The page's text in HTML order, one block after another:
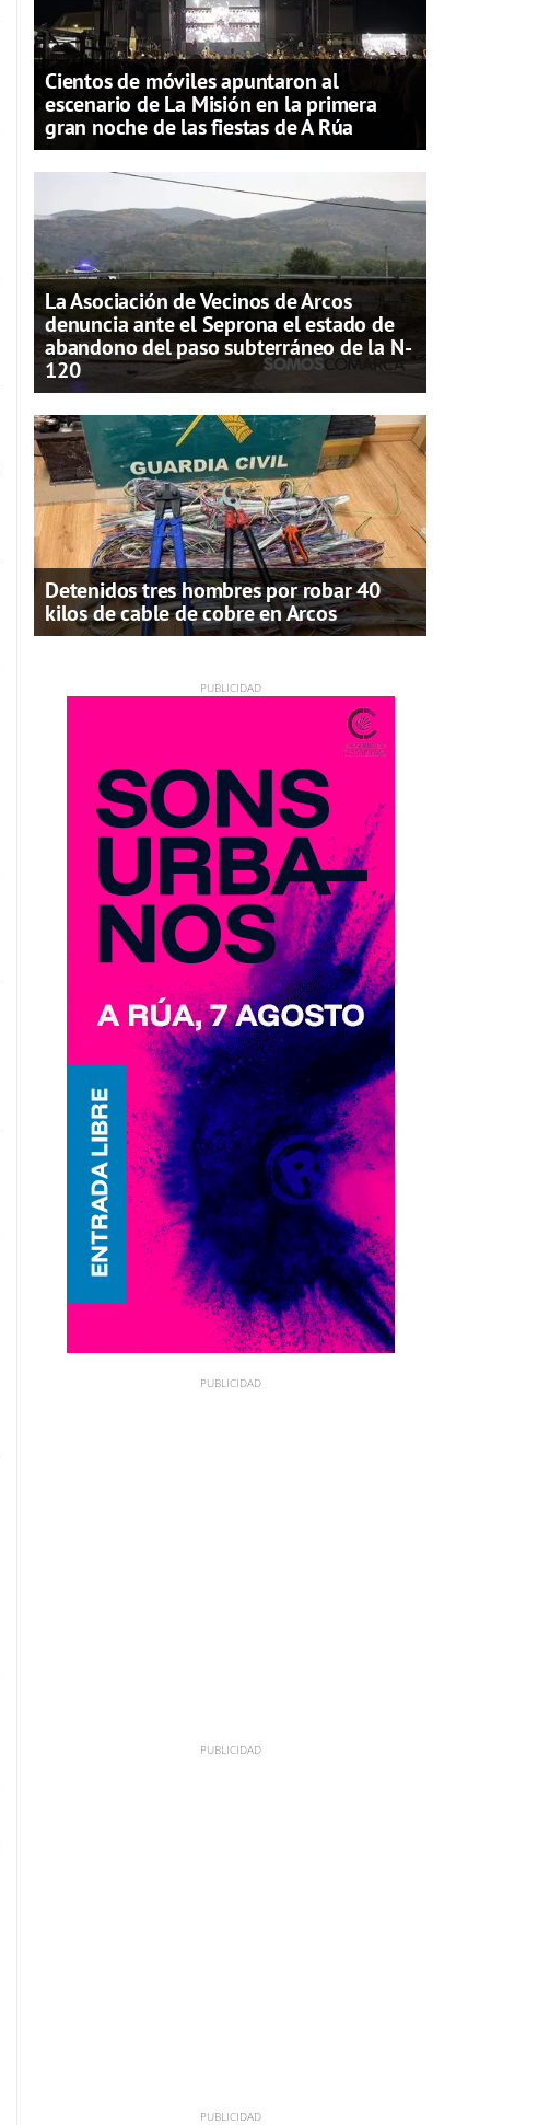
Cientos de móviles apuntaron al
escenario de La Misión en la primera
gran noche de las fiestas de A Rúa
La Asociación de Vecinos de Arcos
denuncia ante el Seprona el estado de
abandono del paso subterráneo de la N-
120
Detenidos tres hombres por robar 40
kilos de cable de cobre en Arcos